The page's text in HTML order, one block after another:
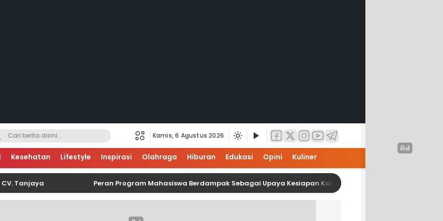
Kamis, 6 Agustus 2026
Kesehatan Lifestyle Inspirasi Olahraga Hiburan Edukasi Opini Kuliner
Peran Program Mahasiswa Berdampak Sebagai Upaya Kesiapan Karier Mahasiswa Interior ISI Surakarta